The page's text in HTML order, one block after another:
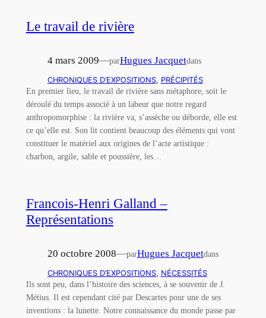
Le travail de rivière
4 mars 2009—parHugues Jacquetdans
CHRONIQUES D’EXPOSITIONS, PRÉCIPITÉS
En premier lieu, le travail de rivière sans métaphore, soit le
déroulé du temps associé à un labeur que notre regard
anthropomorphise : la rivière va, s’assèche ou déborde, elle est
ce qu’elle est. Son lit contient beaucoup des éléments qui vont
constituer le matériel aux origines de l’acte artistique :
charbon, argile, sable et poussière, les…
Francois-Henri Galland –
Représentations
20 octobre 2008—parHugues Jacquetdans
CHRONIQUES D’EXPOSITIONS, NÉCESSITÉS
Ils sont peu, dans l’histoire des sciences, à se souvenir de J.
Métius. Il est cependant cité par Descartes pour une de ses
inventions : la lunette. Notre connaissance du monde passe par